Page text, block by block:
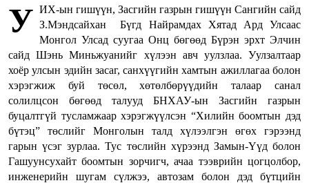
У ИХ-ын гишүүн, Засгийн газрын гишүүн Сангийн сайд
З.Мэндсайхан Бүгд Найрамдах Хятад Ард Улсаас
Монгол Улсад суугаа Онц бөгөөд Бүрэн эрхт Элчин
сайд Шэнь Миньжуанийг хүлээн авч уулзлаа. Уулзалтаар
хоёр улсын эдийн засаг, санхүүгийн хамтын ажиллагаа болон
хэрэгжиж буй төсөл, хөтөлбөрүүдийн талаар санал
солилцсон бөгөөд талууд БНХАУ-ын Засгийн газрын
буцалтгүй тусламжаар хэрэгжүүлсэн “Хилийн боомтын дэд
бүтэц” төслийг Монголын талд хүлээлгэн өгөх гэрээнд
гарын үсэг зурлаа. Тус төслийн хүрээнд Замын-Үүд болон
Гашуунсухайт боомтын зорчигч, ачаа тээврийн цогцолбор,
инженерийн шугам сүлжээ, автозам болон дэд бүтцийн